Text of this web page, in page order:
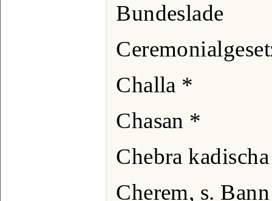
Bundeslade
Challa *
Chasan *
Chebra
Cherem, s. Bann